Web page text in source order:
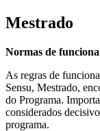
Mestrado
Normas de
As regras de
Sensu, Mestrado,
do Programa.
considerados
programa.